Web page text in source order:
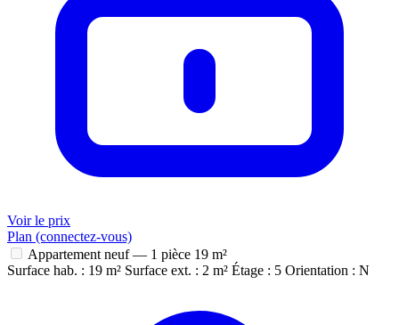
Voir le prix
Plan (connectez-vous)
Appartement neuf — 1 pièce 19 m²
Surface hab. : 19 m² Surface ext. : 2 m² Étage : 5 Orientation : N